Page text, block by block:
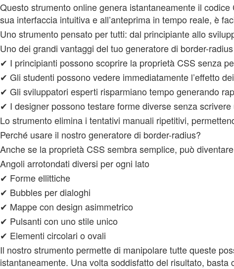
Questo strumento online genera istantaneamente il
sua interfaccia intuitiva e all’anteprima in tempo reale, è
Uno strumento pensato per tutti: dal principiante allo
Uno dei grandi vantaggi del tuo generatore di border-
✔ I principianti possono scoprire la proprietà CSS senza
✔ Gli studenti possono vedere immediatamente l’effetto
✔ Gli sviluppatori esperti risparmiano tempo generando
✔ I designer possono testare forme diverse senza
Lo strumento elimina i tentativi manuali ripetitivi,
Perché usare il nostro generatore di border-radius?
Anche se la proprietà CSS sembra semplice, può
Angoli arrotondati diversi per ogni lato
✔ Forme ellittiche
✔ Bubbles per dialoghi
✔ Mappe con design asimmetrico
✔ Pulsanti con uno stile unico
✔ Elementi circolari o ovali
Il nostro strumento permette di manipolare tutte queste
istantaneamente. Una volta soddisfatto del risultato, basta